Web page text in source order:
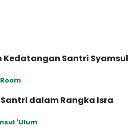
Kedatangan Santri Syamsul
dalam Rangka Isra
'Ulum